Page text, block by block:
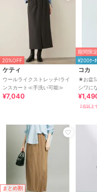
20%OFF
ケティ
ウールライクストレッチIライ
ンスカート≪手洗い可能≫
¥7,040
期間限
¥200ｸｰ
コカ
★お盆
シワに
OK】ラ
カート
2点以上
まとめ割